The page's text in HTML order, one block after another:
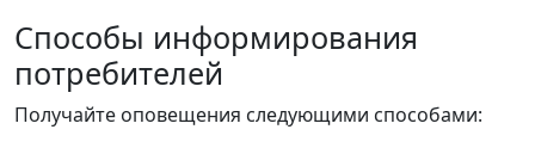
Способы информирования
потребителей
Получайте оповещения следующими способами: